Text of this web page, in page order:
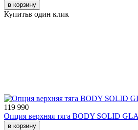
в корзину
Купитьв один клик
119 990
Опция верхняя тяга BODY SOLID
в корзину